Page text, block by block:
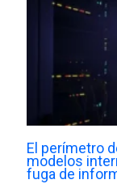
El perímetro
modelos
fuga de